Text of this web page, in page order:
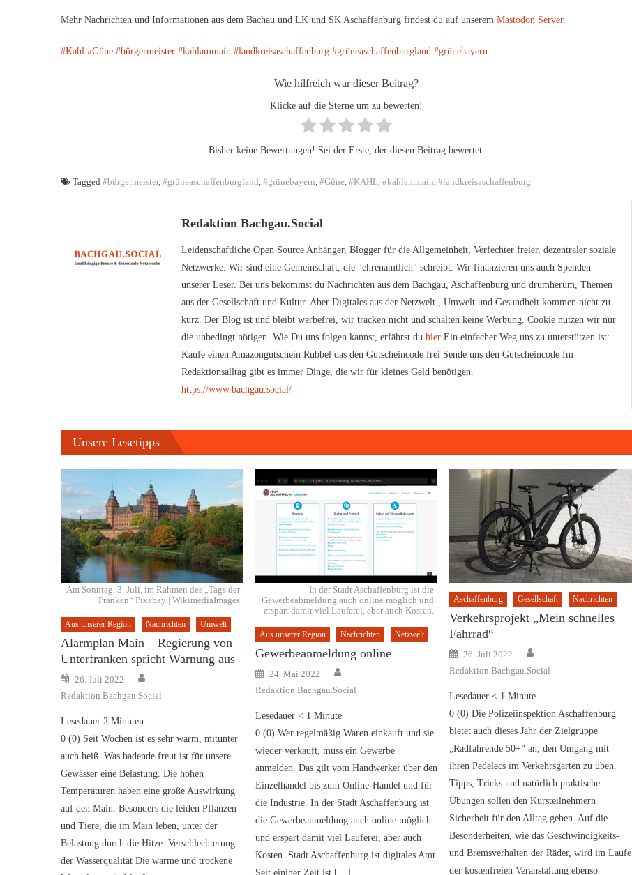
Mehr Nachrichten und Informationen aus dem Bachau und LK und SK Aschaffenburg findest du auf unserem Mastodon Server.
#Kahl #Güne #bürgermeister #kahlammain #landkreisaschaffenburg #grüneaschaffenburgland #grünebayern
Wie hilfreich war dieser Beitrag?
Klicke auf die Sterne um zu bewerten!
Bisher keine Bewertungen! Sei der Erste, der diesen Beitrag bewertet.
Tagged #bürgermeister, #grüneaschaffenburgland #grünebayern #Güne #KAHL #kahlammain #landkreisaschaffenburg
Redaktion Bachgau.Social
Leidenschaftliche Open Source Anhänger, Blogger für die Allgemeinheit, Verfechter freier, dezentraler soziale
Netzwerke. Wir sind eine Gemeinschaft, die "ehrenamtlich" schreibt. Wir finanzieren uns auch Spenden
unserer Leser. Bei uns bekommst du Nachrichten aus dem Bachgau, Aschaffenburg und drumherum, Themen
aus der Gesellschaft und Kultur. Aber Digitales aus der Netzwelt , Umwelt und Gesundheit kommen nicht zu
kurz. Der Blog ist und bleibt werbefrei, wir tracken nicht und schalten keine Werbung. Cookie nutzen wir nur
die unbedingt nötigen. Wie Du uns folgen kannst, erfährst duhier Ein einfacher Weg uns zu unterstützen ist:
Kaufe einen Amazongutschein Rubbel das den Gutscheincode frei Sende uns den Gutscheincode Im
Redaktionsalltag gibt es immer Dinge, die wir für kleines Geld benötigen.
https://www.bachgau.social/
Unsere Lesetipps
Am Sonntag, 3. Juli, im Rahmen des „Tags der
Franken“ Pixabay | WikimediaImages
Aus unserer Region Nachrichten Umwelt
Alarmplan Main – Regierung von
Unterfranken spricht Warnung aus
Posted
on
26. Juli 2022
Redaktion Bachgau.Social
Lesedauer 2 Minuten
0 (0) Seit Wochen ist es sehr warm, mitunter
auch heiß. Was badende freut ist für unsere
Gewässer eine Belastung. Die hohen
Temperaturen haben eine große Auswirkung
auf den Main. Besonders die leiden Pflanzen
und Tiere, die im Main leben, unter der
Belastung durch die Hitze. Verschlechterung
der Wasserqualität Die warme und trockene
In der Stadt Aschaffenburg ist die
Gewerbeabmeldung auch online möglich und
erspart damit viel Lauferei, aber auch Kosten.
Aus unserer Region Nachrichten Netzwelt
Gewerbeanmeldung online
Posted
on
24. Mai 2022
Redaktion Bachgau.Social
Lesedauer < 1 Minute
0 (0) Wer regelmäßig Waren einkauft und sie
wieder verkauft, muss ein Gewerbe
anmelden. Das gilt vom Handwerker über den
Einzelhandel bis zum Online-Handel und für
die Industrie. In der Stadt Aschaffenburg ist
die Gewerbeanmeldung auch online möglich
und erspart damit viel Lauferei, aber auch
Kosten. Stadt Aschaffenburg ist digitales Amt
Seit einiger Zeit ist […]
Aschaffenburg Gesellschaft Nachrichten
Verkehrsprojekt „Mein schnelles
Fahrrad“
Posted
on
26. Juli 2022
Redaktion Bachgau.Social
Lesedauer < 1 Minute
0 (0) Die Polizeiinspektion Aschaffenburg
bietet auch dieses Jahr der Zielgruppe
„Radfahrende 50+“ an, den Umgang mit
ihren Pedelecs im Verkehrsgarten zu üben.
Tipps, Tricks und natürlich praktische
Übungen sollen den Kursteilnehmern
Sicherheit für den Alltag geben. Auf die
Besonderheiten, wie das Geschwindigkeits-
und Bremsverhalten der Räder, wird im Laufe
der kostenfreien Veranstaltung ebenso